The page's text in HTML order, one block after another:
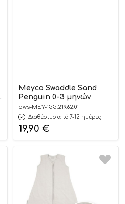
Meyco Swaddle Sand
Penguin 0-3 μηνών
bws-MEY-155.219.62.01
Διαθέσιμο από 7-12 ημέρες
19,90 €